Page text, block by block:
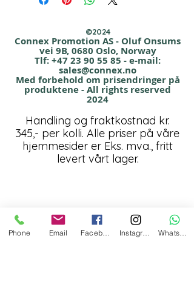
Farger: Rød, Blå og Hvit
Startkostnad trykk Kr. 790,00
tilkommer
©2024
Connex Promotion AS - Oluf Onsums
vei 9B, 0680 Oslo, Norway
Tlf:+47 23 90 55 85 - e-mail:
sales@connex.no
Med forbehold om prisendringer på
produktene - All rights reserved
2024
Handling og fraktkostnad kr.
345,- per kolli. Alle priser på våre
hjemmesider er Eks. mva., fritt
levert vårt lager.
Phone Email